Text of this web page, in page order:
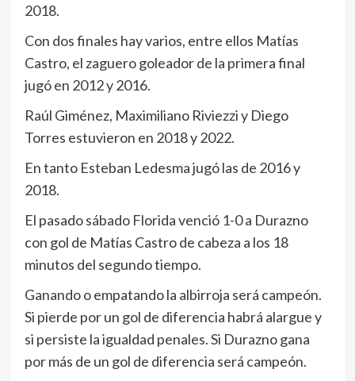
2018.
Con dos finales hay varios, entre ellos Matías
Castro, el zaguero goleador de la primera final
jugó en 2012 y 2016.
Raúl Giménez, Maximiliano Riviezzi y Diego
Torres estuvieron en 2018 y 2022.
En tanto Esteban Ledesma jugó las de 2016 y
2018.
El pasado sábado Florida venció 1-0 a Durazno
con gol de Matías Castro de cabeza a los 18
minutos del segundo tiempo.
Ganando o empatando la albirroja será campeón.
Si pierde por un gol de diferencia habrá alargue y
si persiste la igualdad penales. Si Durazno gana
por más de un gol de diferencia será campeón.